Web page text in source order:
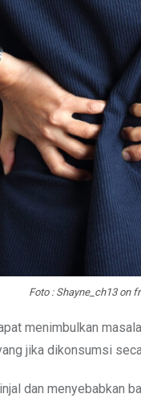
Foto : Shayne_ch13 on
menimbulkan
jika dikonsumsi
dan menyebabkan